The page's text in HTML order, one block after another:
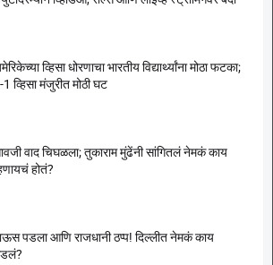
व्हिसा धोरणाचा भारतीय विद्यार्थ्यांना मोठा फटका;
1 व्हिसा मंजुरीत मोठी घट
वाद चिघळला; तुकाराम मुंढेंनी सांगितलं नेमकं काय
होतं?
पडला आणि राजधानी ठप्प! दिल्लीत नेमकं काय